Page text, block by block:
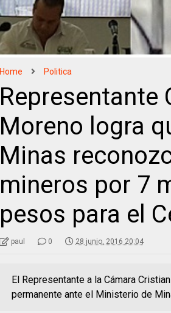
Home Politica
Moreno logra
Minas
mineros por 7
pesos para el
paul 0 28 junio, 2016 20:04
El Representante a la Cámara
permanente ante el Ministerio de